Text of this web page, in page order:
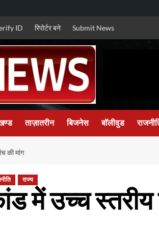
ID रिपोर्टर बने Submit News
ताज़ातरीन बिजनेस बॉलीवुड
की मांग
राज्य
में उच्च